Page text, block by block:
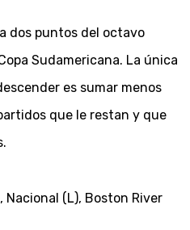
dos puntos del octavo
Sudamericana. La única
es sumar menos
que le restan y que
(L), Boston River